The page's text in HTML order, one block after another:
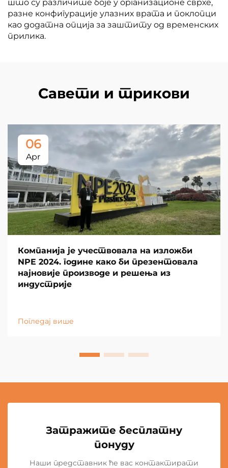
што су различите боје у организационе сврхе,
разне конфигурације улазних врата и поклопци
као додатна опција за заштиту од временских
прилика.
Савети и трикови
06
Apr
Компанија је учествовала на изложби
NPE 2024. године како би презентовала
најновије производе и решења из
индустрије
Погледај више
Затражите бесплатну
понуду
Наши представник ће вас контактирати